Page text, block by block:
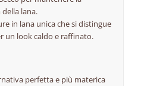
lana.
in lana unica che si distingue
un look caldo e raffinato.
perfetta e più materica